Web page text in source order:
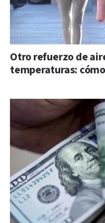
Otro refuerzo de
temperaturas: